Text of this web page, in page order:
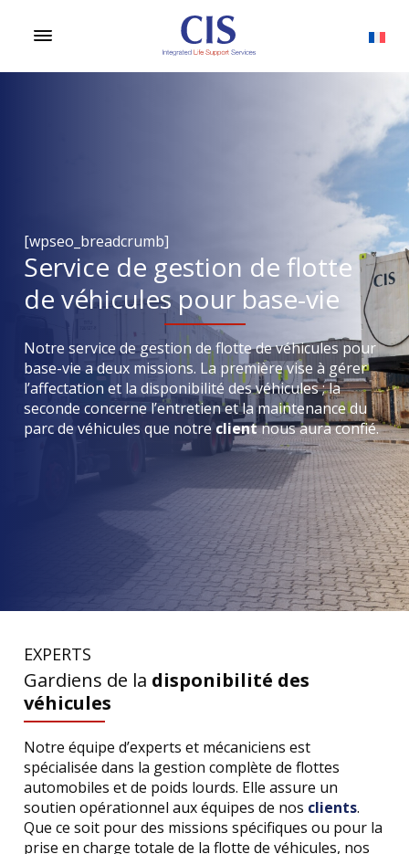
[wpseo_breadcrumb]
Service de gestion de flotte
de véhicules pour base-vie
Notre service de gestion de flotte de véhicules pour
base-vie a deux missions. La première vise à gérer
l’affectation et la disponibilité des véhicules ; la
seconde concerne l’entretien et la maintenance du
parc de véhicules que notre clientnous aura confié.
EXPERTS
Gardiens de la disponibilité des
véhicules
Notre équipe d’experts et mécaniciens est
spécialisée dans la gestion complète de flottes
automobiles et de poids lourds. Elle assure un
soutien opérationnel aux équipes de nos clients.
Que ce soit pour des missions spécifiques ou pour la
prise en charge totale de la flotte de véhicules, nos